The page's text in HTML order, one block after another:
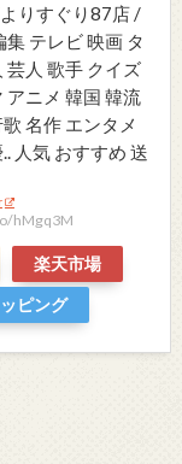
りすぐり87店 /
テレビ 映画 タ
芸人 歌手 クイズ
アニメ 韓国 韓流
名作 エンタメ
人気 おすすめ 送
hMgq3M
楽天市場
ピング